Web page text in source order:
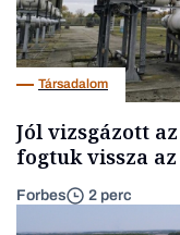
Társadalom
Jól vizsgázott
fogtuk vissza
Forbes 2 perc